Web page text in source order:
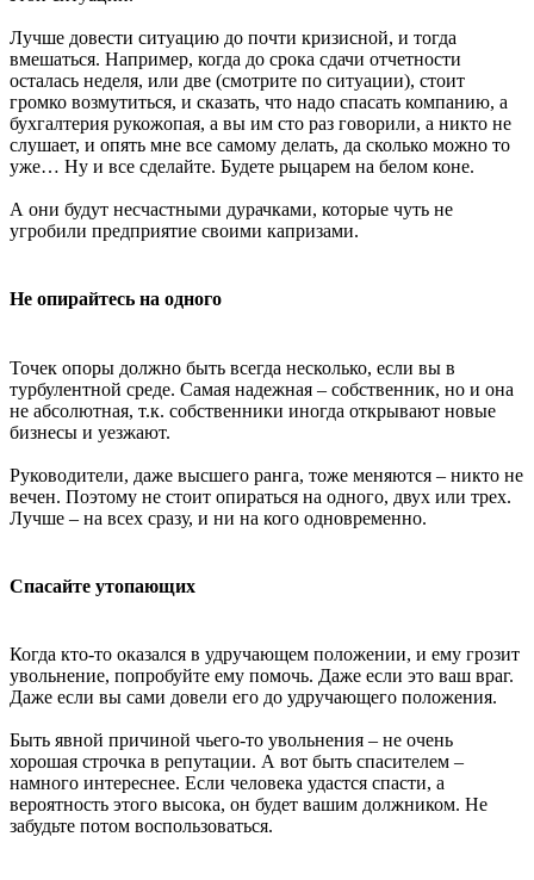
Лучше довести ситуацию до почти кризисной, и тогда
вмешаться. Например, когда до срока сдачи отчетности
осталась неделя, или две (смотрите по ситуации), стоит
громко возмутиться, и сказать, что надо спасать компанию, а
бухгалтерия рукожопая, а вы им сто раз говорили, а никто не
слушает, и опять мне все самому делать, да сколько можно то
уже… Ну и все сделайте. Будете рыцарем на белом коне.
А они будут несчастными дурачками, которые чуть не
угробили предприятие своими капризами.
Не опирайтесь на одного
Точек опоры должно быть всегда несколько, если вы в
турбулентной среде. Самая надежная – собственник, но и она
не абсолютная, т.к. собственники иногда открывают новые
бизнесы и уезжают.
Руководители, даже высшего ранга, тоже меняются – никто не
вечен. Поэтому не стоит опираться на одного, двух или трех.
Лучше – на всех сразу, и ни на кого одновременно.
Спасайте утопающих
Когда кто-то оказался в удручающем положении, и ему грозит
увольнение, попробуйте ему помочь. Даже если это ваш враг.
Даже если вы сами довели его до удручающего положения.
Быть явной причиной чьего-то увольнения – не очень
хорошая строчка в репутации. А вот быть спасителем –
намного интереснее. Если человека удастся спасти, а
вероятность этого высока, он будет вашим должником. Не
забудьте потом воспользоваться.